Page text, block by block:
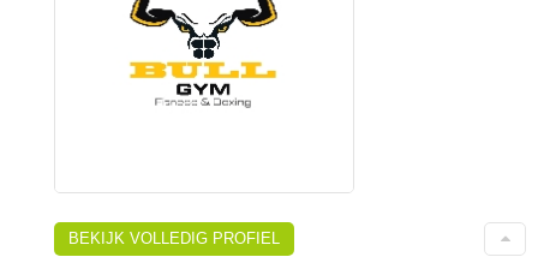
BEKIJK VOLLEDIG PROFIEL